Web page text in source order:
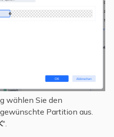
wählen Sie den
Partition aus.
".